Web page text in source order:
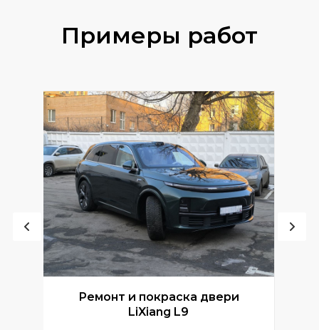
Примеры работ
Ремонт и покраска двери
LiXiang L9